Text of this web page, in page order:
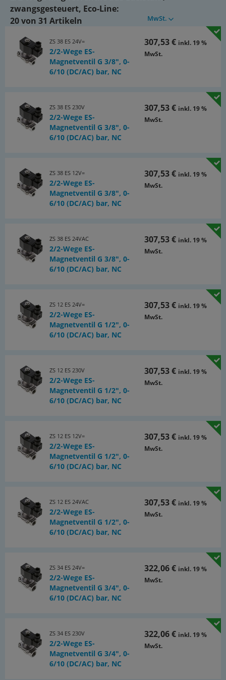
Information:
Diese Ventile werden grundsätzlich mit Magnetspule und
*Wasserdurchfluss bei +20°C, 1 bar Druck am Ventileingang, freier
Auslauf
**Ersatzmembrane wird einschließlich aller Elastomerdichtungen
geliefert und kann für den nachträglichen Wechsel des
Dokumente:
Katalogseite Atlas 9 (Seite 767x)
(PDF)
Dokumentation
zwangsgesteuert, Eco-Line:
20 von 31 Artikeln
MwSt.
ZS 38 ES 24V=
2/2-Wege ES-
Magnetventil G 3/8", 0-
6/10 (DC/AC) bar, NC
307,53 € inkl. 19 %
MwSt.
ZS 38 ES 230V
2/2-Wege ES-
Magnetventil G 3/8", 0-
6/10 (DC/AC) bar, NC
307,53 € inkl. 19 %
MwSt.
ZS 38 ES 12V=
2/2-Wege ES-
Magnetventil G 3/8", 0-
6/10 (DC/AC) bar, NC
307,53 € inkl. 19 %
MwSt.
ZS 38 ES 24VAC
2/2-Wege ES-
Magnetventil G 3/8", 0-
6/10 (DC/AC) bar, NC
307,53 € inkl. 19 %
MwSt.
ZS 12 ES 24V=
2/2-Wege ES-
Magnetventil G 1/2", 0-
6/10 (DC/AC) bar, NC
307,53 € inkl. 19 %
MwSt.
ZS 12 ES 230V
2/2-Wege ES-
Magnetventil G 1/2", 0-
6/10 (DC/AC) bar, NC
307,53 € inkl. 19 %
MwSt.
ZS 12 ES 12V=
2/2-Wege ES-
Magnetventil G 1/2", 0-
6/10 (DC/AC) bar, NC
307,53 € inkl. 19 %
MwSt.
ZS 12 ES 24VAC
2/2-Wege ES-
Magnetventil G 1/2", 0-
6/10 (DC/AC) bar, NC
307,53 € inkl. 19 %
MwSt.
ZS 34 ES 24V=
2/2-Wege ES-
Magnetventil G 3/4", 0-
6/10 (DC/AC) bar, NC
322,06 € inkl. 19 %
MwSt.
ZS 34 ES 230V
2/2-Wege ES-
Magnetventil G 3/4", 0-
6/10 (DC/AC) bar, NC
322,06 € inkl. 19 %
MwSt.